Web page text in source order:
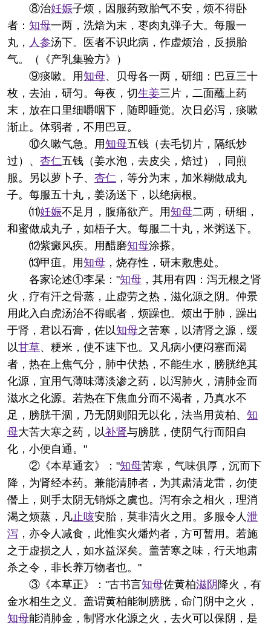
⑧治妊娠子烦，因服药致胎气不安，烦不得卧
者： 知母一两，洗焙为末，枣肉丸弹子大。每服一
丸， 人参汤下。医者不识此病，作虚烦治，反损胎
气。（《产乳集验方》）
⑨痰嗽。用知母、贝母各一两，研细：巴豆三十
枚，去油，研匀。每夜，切生姜三片，二面蘸上药
末，放在口里细嚼咽下，随即睡觉。次日必泻，痰嗽
渐止。体弱者，不用巴豆。
⑩久嗽气急。用知母五钱（去毛切片，隔纸炒
过）、 杏仁五钱（姜水泡，去皮尖，焙过），同煎
服。另以萝卜子、 杏仁 ，等分为末，加米糊做成丸
子。每服五十丸，姜汤送下，以绝病根。
⑾妊娠不足月，腹痛欲产。用知母二两，研细，
和蜜做成丸子，如梧子大。每服二十丸，米粥送下。
⑿紫癜风疾。用醋磨知母涂搽。
⒀甲疽。用知母 ，烧存性，研末敷患处。
各家论述①李杲："知母 ，其用有四：泻无根之肾
火，疗有汗之骨蒸，止虚劳之热，滋化源之阴。仲景
用此入白虎汤治不得眠者，烦躁也。烦出于肺，躁出
于肾，君以石膏，佐以知母之苦寒，以清肾之源，缓
以甘草、粳米，使不速下也。又凡病小便闷塞而渴
者，热在上焦气分，肺中伏热，不能生水，膀胱绝其
化源，宜用气薄味薄淡渗之药，以泻肺火，清肺金而
滋水之化源。若热在下焦血分而不渴者，乃真水不
足，膀胱干涸，乃无阴则阳无以化，法当用黄柏、 知
母大苦大寒之药，以补肾与膀胱，使阴气行而阳自
化，小便自通。"
②《本草通玄》："知母苦寒，气味俱厚，沉而下
降，为肾经本药。兼能清肺者，为其肃清龙雷，勿使
僭上，则手太阴无销烁之虞也。泻有余之相火，理消
渴之烦蒸，凡止咳安胎，莫非清火之用。多服令人 泄
泻 ，亦令人减食，此惟实火燔灼者，方可暂用。若施
之于虚损之人，如水益深矣。盖苦寒之味，行天地肃
杀之令，非长养万物者也。"
③《本草正》："古书言知母佐黄柏滋阴 降火，有
金水相生之义。盖谓黄柏能制膀胱，命门阴中之火，
知母能消肺金，制肾水化源之火，去火可以保阴，是